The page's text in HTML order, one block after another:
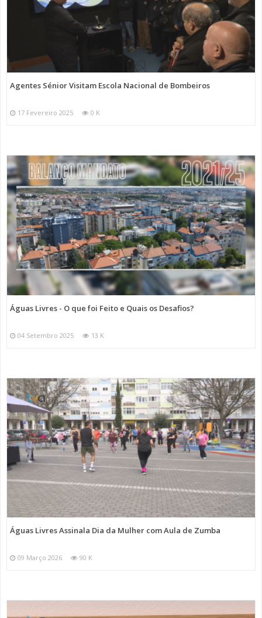
Agentes Sénior Visitam Escola Nacional de Bombeiros
17 Fevereiro 2025 0 K
Águas Livres - O que foi Feito e Quais os Desafios?
04 Setembro 2025 13 K
Águas Livres Assinala Dia da Mulher com Aula de Zumba
09 Março 2026 90 K